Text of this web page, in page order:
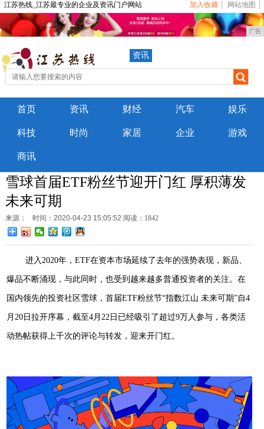
江苏热线_江苏最专业的企业及资讯门户网站 加入收藏 网站地图
广告
资讯
首页 资讯 财经 汽车 娱乐
科技 时尚 家居 企业 游戏
商讯
雪球首届ETF粉丝节迎开门红 厚积薄发
未来可期
来源： 时间：2020-04-23 15:05:52 阅读：1842
进入2020年， ETF在资本市场延续了去年的强势表现，新品、
爆品不断涌现，与此同时，也受到越来越多普通投资者的关注。在
国内领先的投资社区雪球，首届ETF粉丝节“指数江山 未来可期”自4
月20日拉开序幕，截至4月22日已经吸引了超过9万人参与，各类活
动热帖获得上千次的评论与转发，迎来开门红。